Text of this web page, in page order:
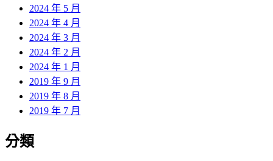
2024 年 5 月
2024 年 4 月
2024 年 3 月
2024 年 2 月
2024 年 1 月
2019 年 9 月
2019 年 8 月
2019 年 7 月
分類